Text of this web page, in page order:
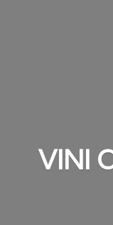
VINI